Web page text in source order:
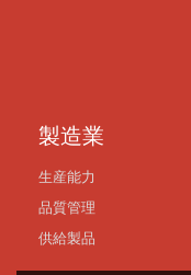
製造業
生産能力
品質管理
供給製品